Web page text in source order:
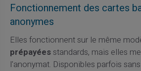
Fonctionnement des cartes
anonymes
Elles fonctionnent sur le même
prépayéesstandards, mais elles
l'anonymat. Disponibles parfois